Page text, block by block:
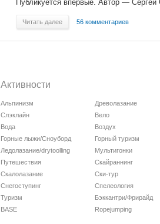
Публикуется впервые. Автор — Сергей
Читать далее 56 комментариев
Активности
Альпинизм
Древолазание
Слэклайн
Вело
Вода
Воздух
Горные лыжи/Сноуборд
Горный туризм
Ледолазание/drytoolling
Мультигонки
Путешествия
Скайраннинг
Скалолазание
Ски-тур
Снегоступинг
Спелеология
Туризм
Бэккантри/Фрирайд
BASE
Ropejumping